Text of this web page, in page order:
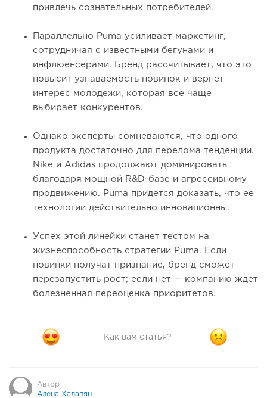
привлечь сознательных потребителей.
Параллельно Puma усиливает маркетинг,
сотрудничая с известными бегунами и
инфлюенсерами. Бренд рассчитывает, что это
повысит узнаваемость новинок и вернет
интерес молодежи, которая все чаще
выбирает конкурентов.
Однако эксперты сомневаются, что одного
продукта достаточно для перелома тенденции.
Nike и Adidas продолжают доминировать
благодаря мощной R&D-базе и агрессивному
продвижению. Puma придется доказать, что ее
технологии действительно инновационны.
Успех этой линейки станет тестом на
жизнеспособность стратегии Puma. Если
новинки получат признание, бренд сможет
перезапустить рост; если нет — компанию ждет
болезненная переоценка приоритетов.
Как вам статья?
Автор
Алёна Халапян